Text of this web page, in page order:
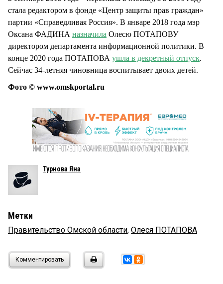
стала редактором в фонде «Центр защиты прав граждан»
партии «Справедливая Россия». В январе 2018 года мэр
Оксана ФАДИНА назначила Олесю ПОТАПОВУ
директором департамента информационной политики. В
конце 2020 года ПОТАПОВА ушла в декретный отпуск.
Сейчас 34-летняя чиновница воспитывает двоих детей.
Фото © www.omskportal.ru
Турнова Яна
Метки
Правительство Омской области, Олеся ПОТАПОВА
Комментировать